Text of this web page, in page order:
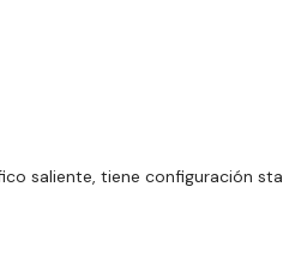
saliente, tiene configuración